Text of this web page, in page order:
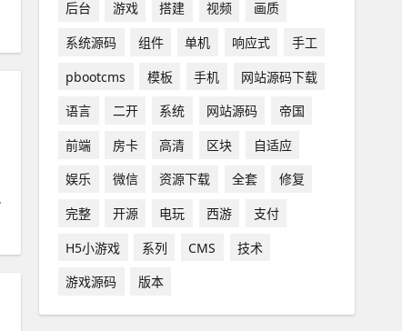
后台
游戏 搭建 视频
画质
系统源码
组件 单机 响应式
手工
pbootcms
模板 手机
网站源码下载
语言
二开 系统 网站源码
帝国
前端
房卡 高清 区块
自适应
娱乐
微信 资源下载 全套
修复
完整
开源 电玩 西游
支付
H5小游戏
系列 CMS
技术
游戏源码
版本